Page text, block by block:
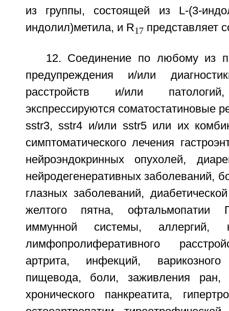
из группы, состоящей из L-(3-
индолил)метила, и R17представляет
12. Соединение по любому из
предупреждения и/или
расстройств и/или
экспрессируются соматостатиновые
sstr3, sstr4 и/или sstr5 или их
симптоматического лечения
нейроэндокринных опухолей,
нейродегенеративных заболеваний,
глазных заболеваний,
желтого пятна, офтальмопатии
иммунной системы, аллергий,
лимфопролиферативного
артрита, инфекций,
пищевода, боли, заживления ран,
хронического панкреатита,